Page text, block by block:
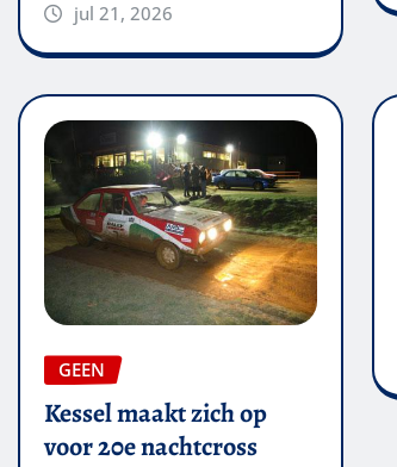
jul 21, 2026
GEEN
Kessel maakt zich op
voor 20e nachtcross